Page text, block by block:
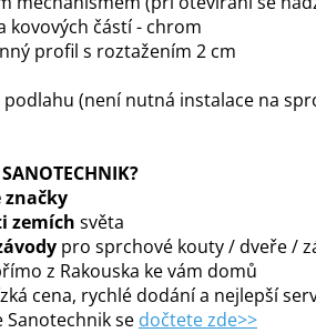
kovových částí - chrom
profil s roztažením 2 cm
(není nutná instalace na
zemích světa
pro sprchové kouty / dveře /
z Rakouska ke vám domů
cena, rychlé dodání a nejlepší
Sanotechnik se dočtete zde>>